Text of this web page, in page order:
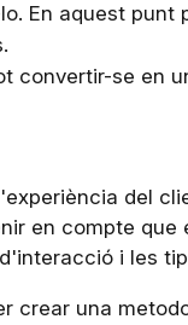
En aquest punt
convertir-se en
del
en compte
i les
crear una